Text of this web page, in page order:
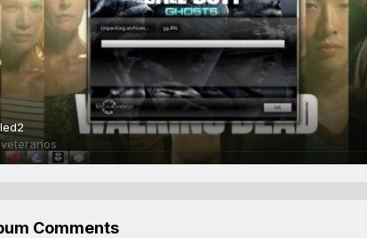
veteranos
Comments